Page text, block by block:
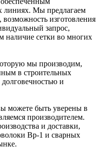
линиях. Мы предлагаем
изготовления
запрос,
наличие сетки во многих
мы производим,
в строительных
и
можете быть уверены в
производителем.
и доставки,
Вр-1 и сварных